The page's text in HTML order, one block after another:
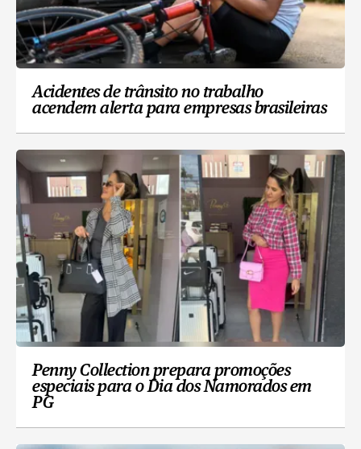
Acidentes de trânsito no trabalho
acendem alerta para empresas brasileiras
Penny Collection prepara promoções
especiais para o Dia dos Namorados em
PG